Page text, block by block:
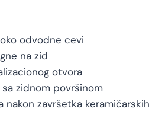
odvodne cevi
na zid
otvora
zidnom površinom
nakon završetka keramičarskih